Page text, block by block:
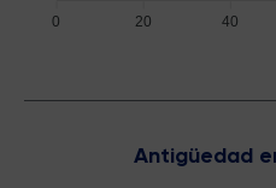
40
20
0
Antigüedad